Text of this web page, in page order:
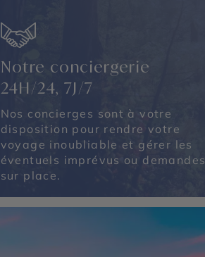
Notre conciergerie
24H/24, 7J/7
Nos concierges sont à votre
disposition pour rendre votre
voyage inoubliable et gérer les
éventuels imprévus ou demandes
sur place.